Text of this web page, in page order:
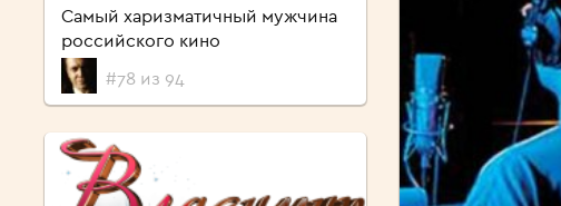
Самый харизматичный мужчина
российского кино
#78 из 94